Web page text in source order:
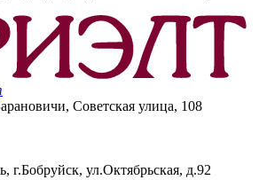
Советская улица, 108
г.Бобруйск, ул.Октябрьская, д.92